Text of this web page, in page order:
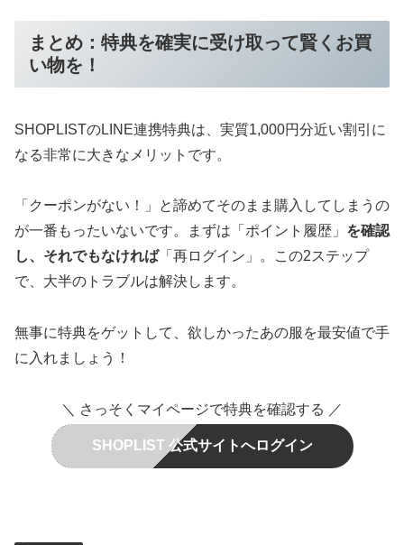
まとめ：特典を確実に受け取って賢くお買
い物を！
SHOPLISTのLINE連携特典は、実質1,000円分近い割引に
なる非常に大きなメリットです。
「クーポンがない！」と諦めてそのまま購入してしまうの
が一番もったいないです。まずは「ポイント履歴」 を確認
し、それでもなければ「再ログイン」。この2ステップ
で、大半のトラブルは解決します。
無事に特典をゲットして、欲しかったあの服を最安値で手
に入れましょう！
＼ さっそくマイページで特典を確認する ／
SHOPLIST 公式サイトへログイン